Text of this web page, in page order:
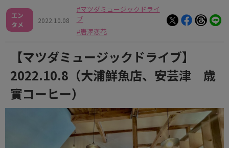
エン
タメ
2022.10.08
マツダミュージックドライ
ブ
唐澤恋花
【マツダミュージックドライブ】
2022.10.8（大浦鮮魚店、安芸津 歳
實コーヒー）